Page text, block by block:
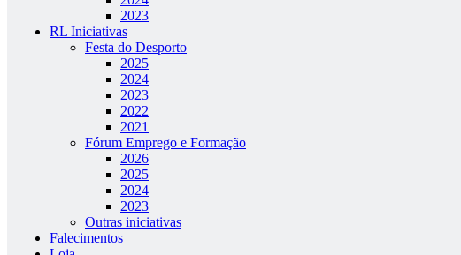
2023
RL Iniciativas
Festa do Desporto
2025
2024
2023
2022
2021
Fórum Emprego e Formação
2026
2025
2024
2023
Outras iniciativas
Falecimentos